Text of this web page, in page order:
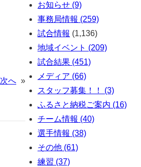
次へ »
お知らせ (9)
事務局情報 (259)
試合情報 (1,136)
地域イベント (209)
試合結果 (451)
メディア (66)
スタッフ募集！！ (3)
ふるさと納税ご案内 (16)
チーム情報 (40)
選手情報 (38)
その他 (61)
練習 (37)